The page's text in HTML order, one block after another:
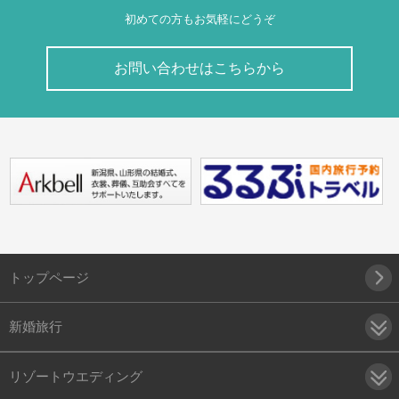
初めての方もお気軽にどうぞ
お問い合わせはこちらから
トップページ
新婚旅行
リゾートウエディング